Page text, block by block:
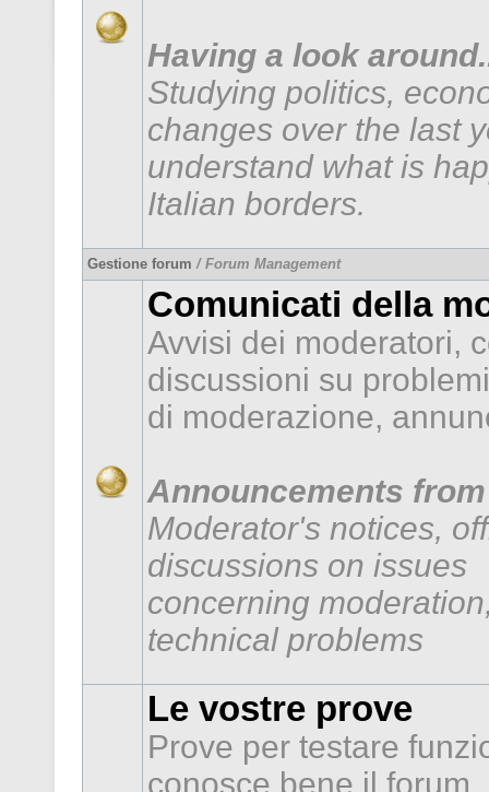
Having a look
Studying politics,
changes over the last
understand what is
Italian borders.
Gestione forum / Forum Management
Comunicati della
Avvisi dei moderatori,
discussioni su problemi
di moderazione,
Announcements
Moderator's notices,
discussions on issues
concerning
technical problems
Le vostre prove
Prove per testare
conosce bene il forum.